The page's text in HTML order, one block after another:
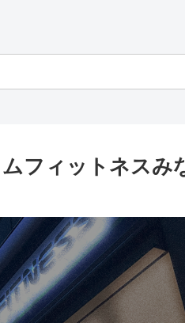
フィットネスみ